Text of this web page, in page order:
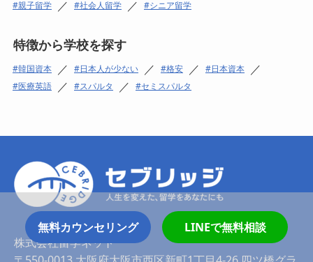
親子留学 ／ 社会人留学 ／ シニア留学
特徴から学校を探す
韓国資本 ／ 日本人が少ない ／ 格安 ／ 日本資本 ／
医療英語 ／ スパルタ ／ セミスパルタ
株式会社留学ネット
無料カウンセリング LINEで無料相談